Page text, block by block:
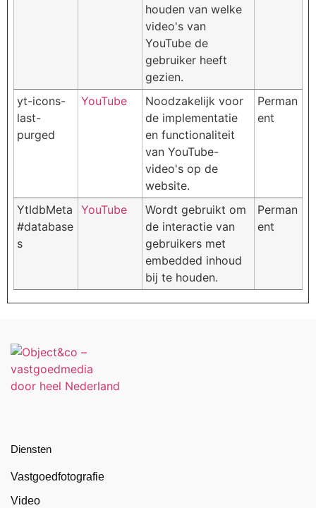
houden van welke
video's van
YouTube de
gebruiker heeft
gezien.
yt-icons-
last-
purged
YouTube
Noodzakelijk voor
de implementatie
en functionaliteit
van YouTube-
video's op de
website.
Perman
ent
YtIdbMeta
#database
s
YouTube
Wordt gebruikt om
de interactie van
gebruikers met
embedded inhoud
bij te houden.
Perman
ent
Diensten
Vastgoedfotografie
Video